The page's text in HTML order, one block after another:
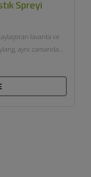
Spreyi
lavanta ve
aynı zamanda